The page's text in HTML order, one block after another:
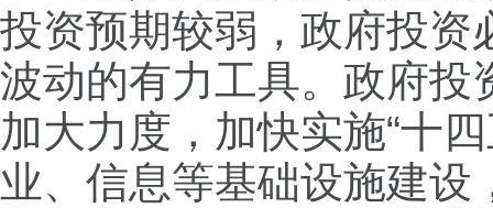
投资预期较弱，政府投资
波动的有力工具。政府投
加大力度，加快实施“十
业、信息等基础设施建